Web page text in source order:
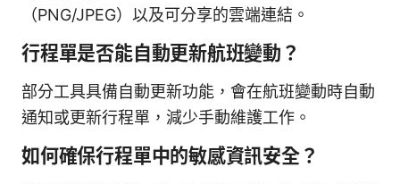
（PNG/JPEG）以及可分享的雲端連結。
行程單是否能自動更新航班變動？
部分工具具備自動更新功能，會在航班變動時自動
通知或更新行程單，減少手動維護工作。
如何確保行程單中的敏感資訊安全？